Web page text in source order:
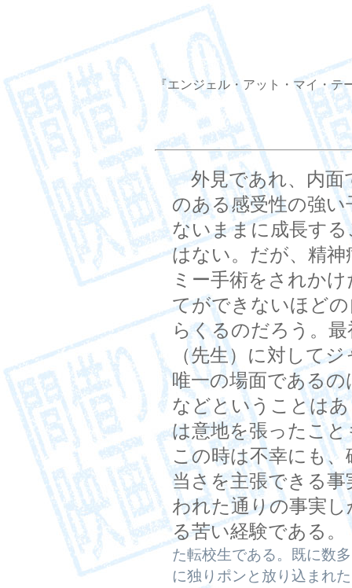
『エンジェル・アット・マイ・テ
外見であれ、内面
のある感受性の強
ないままに成長す
はない。だが、精
ミー手術をされか
てができないほど
らくるのだろう。
（先生）に対して
唯一の場面である
などということは
は意地を張ったこ
この時は不幸にも
当さを主張できる
われた通りの事実
る苦い経験である。
た転校生である。既に数
に独りポンと放り込まれ